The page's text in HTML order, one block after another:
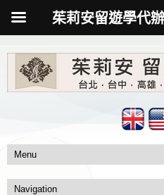
茱莉安留遊學代